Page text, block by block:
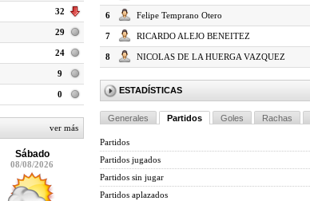
32
29
24
9
0
ver más
Sábado
08/08/2026
6 Felipe Temprano Otero
7 RICARDO ALEJO BENEITEZ
8 NICOLAS DE LA HUERGA VAZQUEZ
ESTADÍSTICAS
Generales Partidos Goles Rachas
Partidos
Partidos jugados
Partidos sin jugar
Partidos aplazados